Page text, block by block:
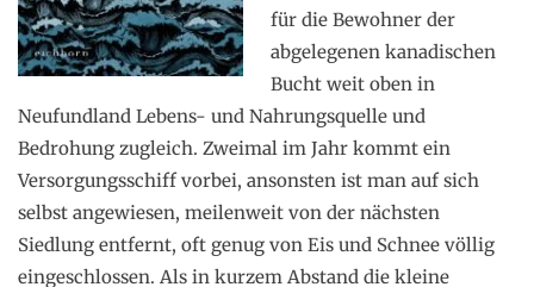
für die Bewohner der
abgelegenen kanadischen
Bucht weit oben in
Neufundland Lebens- und Nahrungsquelle und
Bedrohung zugleich. Zweimal im Jahr kommt ein
Versorgungsschiff vorbei, ansonsten ist man auf sich
selbst angewiesen, meilenweit von der nächsten
Siedlung entfernt, oft genug von Eis und Schnee völlig
eingeschlossen. Als in kurzem Abstand die kleine